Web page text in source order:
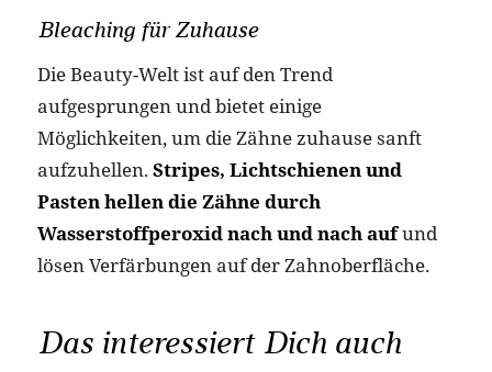
Bleaching für Zuhause
Die Beauty-Welt ist auf den Trend
aufgesprungen und bietet einige
Möglichkeiten, um die Zähne zuhause sanft
aufzuhellen. Stripes, Lichtschienen und
Pasten hellen die Zähne durch
Wasserstoffperoxid nach und nach aufund
lösen Verfärbungen auf der Zahnoberfläche.
Das interessiert Dich auch